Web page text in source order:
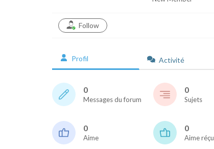
Follow
Profil Activité
0
Messages du forum
0
Sujets
0
Aime
0
Aime réçu